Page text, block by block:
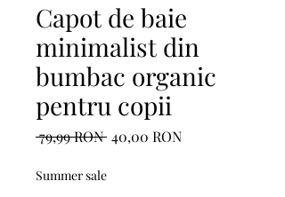
Capot de baie
minimalist din
bumbac organic
pentru copii
79,99 RON Regular
40,00 RONSale
Summer sale